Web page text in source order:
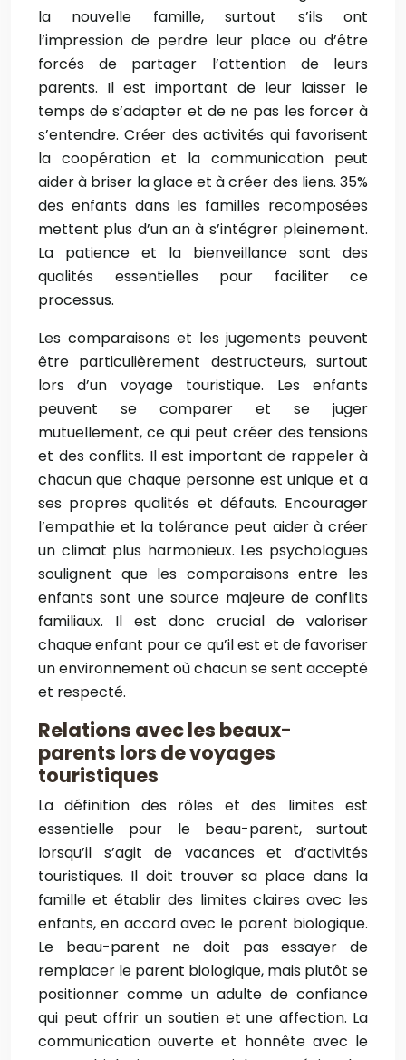
la nouvelle famille, surtout s’ils ont
l’impression de perdre leur place ou d’être
forcés de partager l’attention de leurs
parents. Il est important de leur laisser le
temps de s’adapter et de ne pas les forcer à
s’entendre. Créer des activités qui favorisent
la coopération et la communication peut
aider à briser la glace et à créer des liens. 35%
des enfants dans les familles recomposées
mettent plus d’un an à s’intégrer pleinement.
La patience et la bienveillance sont des
qualités essentielles pour faciliter ce
processus.
Les comparaisons et les jugements peuvent
être particulièrement destructeurs, surtout
lors d’un voyage touristique. Les enfants
peuvent se comparer et se juger
mutuellement, ce qui peut créer des tensions
et des conflits. Il est important de rappeler à
chacun que chaque personne est unique et a
ses propres qualités et défauts. Encourager
l’empathie et la tolérance peut aider à créer
un climat plus harmonieux. Les psychologues
soulignent que les comparaisons entre les
enfants sont une source majeure de conflits
familiaux. Il est donc crucial de valoriser
chaque enfant pour ce qu’il est et de favoriser
un environnement où chacun se sent accepté
et respecté.
Relations avec les beaux-
parents lors de voyages
touristiques
La définition des rôles et des limites est
essentielle pour le beau-parent, surtout
lorsqu’il s’agit de vacances et d’activités
touristiques. Il doit trouver sa place dans la
famille et établir des limites claires avec les
enfants, en accord avec le parent biologique.
Le beau-parent ne doit pas essayer de
remplacer le parent biologique, mais plutôt se
positionner comme un adulte de confiance
qui peut offrir un soutien et une affection. La
communication ouverte et honnête avec le